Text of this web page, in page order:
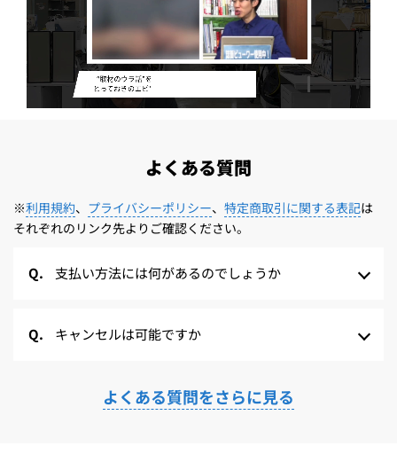
よくある質問
※利用規約、 プライバシーポリシー、 特定商取引に関する表記は
それぞれのリンク先よりご確認ください。
支払い方法には何があるのでしょうか
キャンセルは可能ですか
よくある質問をさらに見る